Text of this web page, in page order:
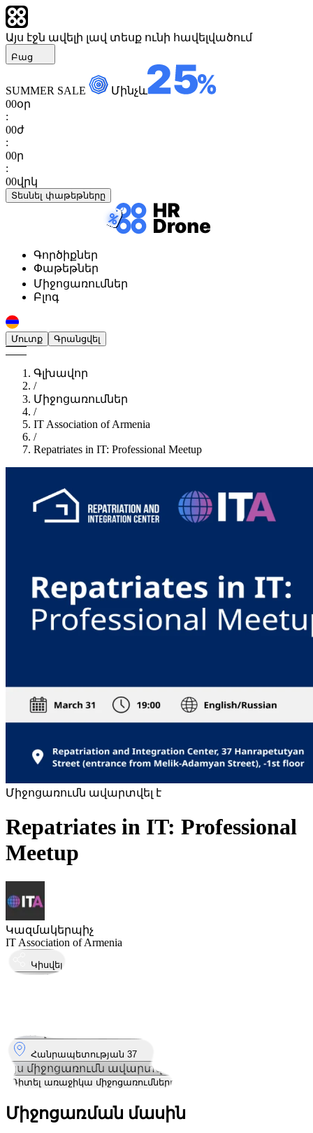
Այս էջն ավելի լավ տեսք ունի հավելվածում
Բաց
SUMMER SALE
Մինչև
00օր
:
00ժ
:
00ր
:
00վրկ
Տեսնել փաթեթները
Գործիքներ
Փաթեթներ
Միջոցառումներ
Բլոգ
Մուտք Գրանցվել
Գլխավոր
/
Միջոցառումներ
/
IT Association of Armenia
/
Repatriates in IT: Professional Meetup
Միջոցառումն ավարտվել է
Repatriates in IT: Professional
Meetup
Կազմակերպիչ
IT Association of Armenia
Կիսվել
Կայացել է
Հանրապետության 37
Այս միջոցառումն ավարտվել է
Դիտել առաջիկա միջոցառումները
Միջոցառման մասին